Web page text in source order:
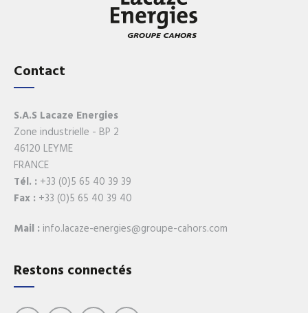
Contact
S.A.S Lacaze Energies
Zone industrielle - BP 2
46120 LEYME
FRANCE
Tél. :+33 (0)5 65 40 39 39
Fax :+33 (0)5 65 40 39 40
Mail : info.lacaze-energies@groupe-cahors.com
Restons connectés